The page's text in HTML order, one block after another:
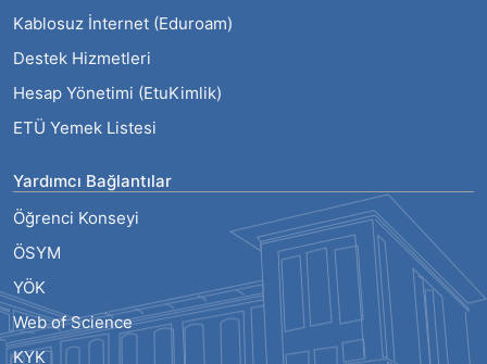
Kablosuz İnternet (Eduroam)
Destek Hizmetleri
Hesap Yönetimi (EtuKimlik)
ETÜ Yemek Listesi
Yardımcı Bağlantılar
Öğrenci Konseyi
ÖSYM
YÖK
Web of Science
KYK